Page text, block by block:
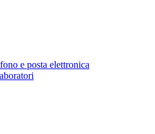
e posta elettronica